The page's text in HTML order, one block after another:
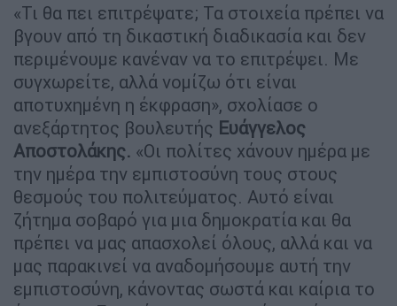
«Τι θα πει επιτρέψατε; Τα στοιχεία πρέπει να
βγουν από τη δικαστική διαδικασία και δεν
περιμένουμε κανέναν να το επιτρέψει. Με
συγχωρείτε, αλλά νομίζω ότι είναι
αποτυχημένη η έκφραση», σχολίασε ο
ανεξάρτητος βουλευτής Ευάγγελος
Αποστολάκης. «Οι πολίτες χάνουν ημέρα με
την ημέρα την εμπιστοσύνη τους στους
θεσμούς του πολιτεύματος. Αυτό είναι
ζήτημα σοβαρό για μια δημοκρατία και θα
πρέπει να μας απασχολεί όλους, αλλά και να
μας παρακινεί να αναδομήσουμε αυτή την
εμπιστοσύνη, κάνοντας σωστά και καίρια το